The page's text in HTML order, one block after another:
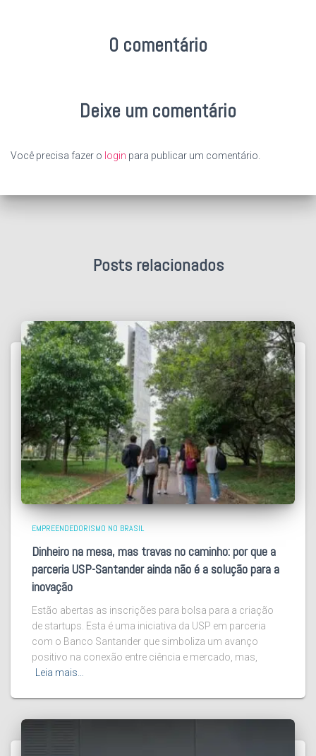
0 comentário
Deixe um comentário
Você precisa fazer o login para publicar um comentário.
Posts relacionados
EMPREENDEDORISMO NO BRASIL
Dinheiro na mesa, mas travas no caminho: por que a
parceria USP-Santander ainda não é a solução para a
inovação
Estão abertas as inscrições para bolsa para a criação
de startups. Esta é uma iniciativa da USP em parceria
com o Banco Santander que simboliza um avanço
positivo na conexão entre ciência e mercado, mas,
Leia mais…